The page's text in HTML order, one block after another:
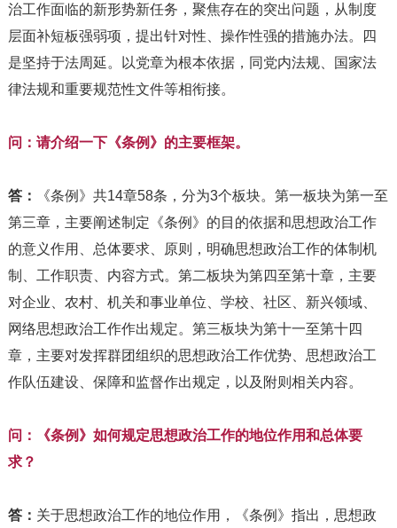
治工作面临的新形势新任务，聚焦存在的突出问题，从制度
层面补短板强弱项，提出针对性、操作性强的措施办法。四
是坚持于法周延。以党章为根本依据，同党内法规、国家法
律法规和重要规范性文件等相衔接。
问：请介绍一下《条例》的主要框架。
答：
《条例》共14章58条，分为3个板块。第一板块为第一至
第三章，主要阐述制定《条例》的目的依据和思想政治工作
的意义作用、总体要求、原则，明确思想政治工作的体制机
制、工作职责、内容方式。第二板块为第四至第十章，主要
对企业、农村、机关和事业单位、学校、社区、新兴领域、
网络思想政治工作作出规定。第三板块为第十一至第十四
章，主要对发挥群团组织的思想政治工作优势、思想政治工
作队伍建设、保障和监督作出规定，以及附则相关内容。
问：《条例》如何规定思想政治工作的地位作用和总体要
求？
答： 关于思想政治工作的地位作用，《条例》指出，思想政